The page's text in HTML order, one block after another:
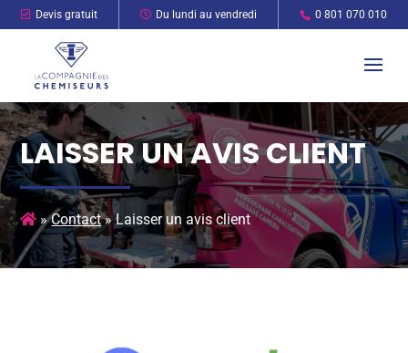
Devis gratuit Du lundi au vendredi 0 801 070 010
LAISSER UN AVIS CLIENT
»Contact»Laisser un avis client